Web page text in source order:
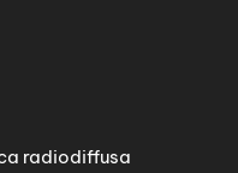
radiodiffusa